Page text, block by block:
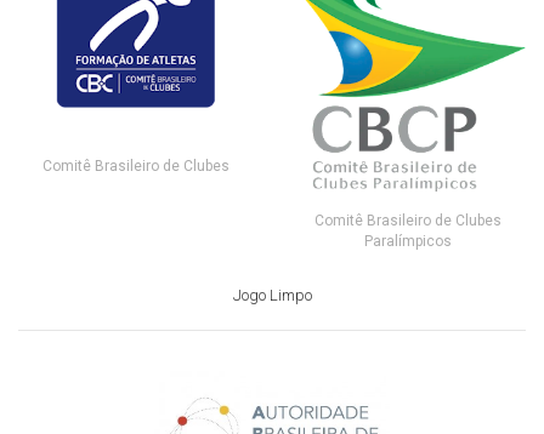
Comitê Brasileiro de Clubes
Comitê Brasileiro de Clubes
Paralímpicos
Jogo Limpo